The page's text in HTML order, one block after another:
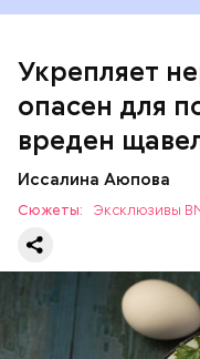
Укрепляет
опасен для
вреден
Иссалина Аюпова
Сюжеты: Эксклюзивы
— Если человек уже
болезнью, щавель
артрите, гастрите,
раздраженного
продукт тоже
предупредила
повышению
слизистые оболочки.